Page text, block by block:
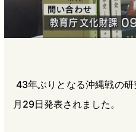
43年ぶりとなる沖縄戦の
月29日発表されました。